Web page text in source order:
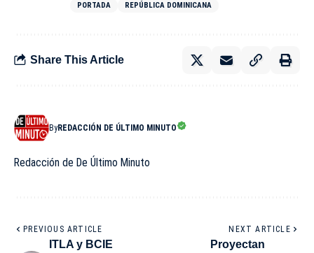
PORTADA REPÚBLICA DOMINICANA
Share This Article
ByREDACCIÓN DE ÚLTIMO MINUTO
Redacción de De Último Minuto
PREVIOUS ARTICLE
ITLA y BCIE
NEXT ARTICLE
Proyectan